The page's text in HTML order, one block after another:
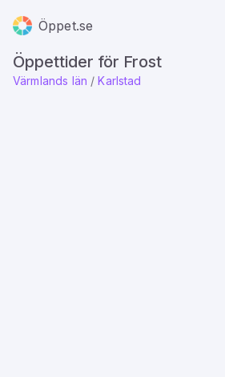
Öppet.se
Öppettider för Frost
Värmlands län / Karlstad